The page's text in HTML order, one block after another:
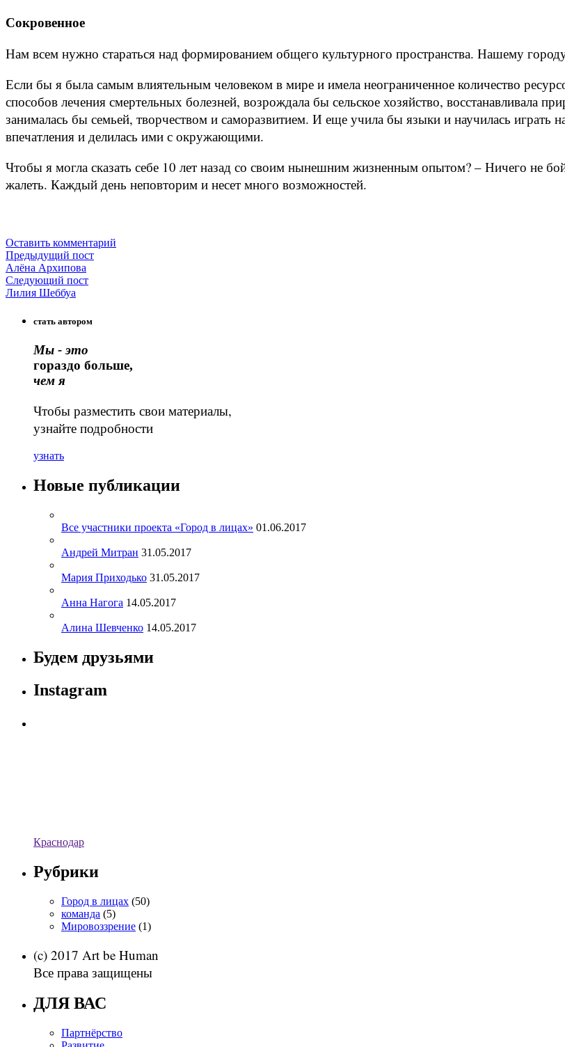
Сокровенное
Нам всем нужно стараться над формированием общего культурного пространства. Нашему
Если бы я была самым влиятельным человеком в мире и имела неограниченное количество
способов лечения смертельных болезней, возрождала бы сельское хозяйство, восстанавливала
занималась бы семьей, творчеством и саморазвитием. И еще учила бы языки и научилась играть
впечатления и делилась ими с окружающими.
Чтобы я могла сказать себе 10 лет назад со своим нынешним жизненным опытом? – Ничего не
жалеть. Каждый день неповторим и несет много возможностей.
Оставить комментарий
Предыдущий пост
Алёна Архипова
Следующий пост
Лилия Шеббуа
стать автором
Мы - это
гораздо больше,
чем я
Чтобы разместить свои материалы,
узнайте подробности
узнать
Новые публикации
Все участники проекта «Город в лицах» 01.06.2017
Андрей Митран 31.05.2017
Мария Приходько 31.05.2017
Анна Нагога 14.05.2017
Алина Шевченко 14.05.2017
Будем друзьями
Instagram
Краснодар
Рубрики
Город в лицах (50)
команда (5)
Мировоззрение (1)
(c) 2017 Art be Human
Все права защищены
ДЛЯ ВАС
Партнёрство